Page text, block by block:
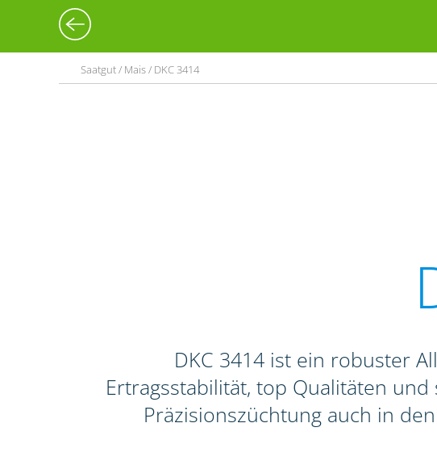
Saatgut / Mais / DKC 3414
DKC 3414 ist ein robuster
Ertragsstabilität, top Qualitäten
Präzisionszüchtung auch in